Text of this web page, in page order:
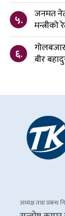
५.
जनमत
६.
बीर
अध्यक्ष तथा प्रबन्ध